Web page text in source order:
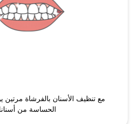
مع تنظيف الأسنان بالفرشاة مرتين
الحساسة من